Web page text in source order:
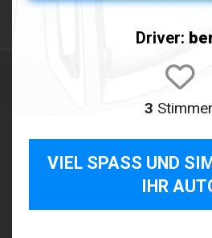
Driver:
3
VIEL SPASS UND
HR AUTO